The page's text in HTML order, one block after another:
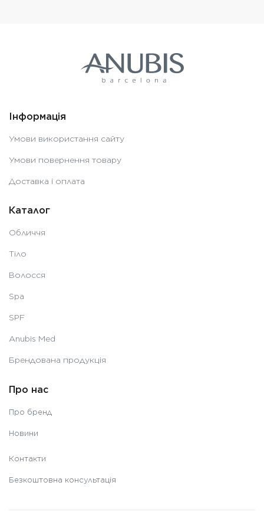
Інформація
Умови використання сайту
Умови повернення товару
Доставка і оплата
Каталог
Обличчя
Тіло
Волосся
Spa
SPF
Anubis Med
Брендована продукція
Про нас
Про бренд
Новини
Контакти
Безкоштовна консультація